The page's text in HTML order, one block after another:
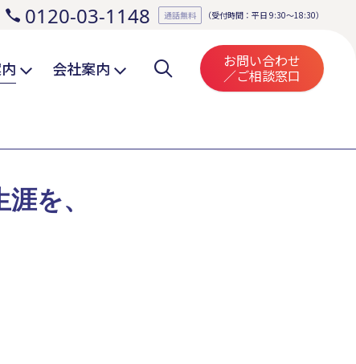
0120-03-1148 通話無料 （受付時間：平日 9:30～18:30）
会社案内 お問い合わせ
／ご相談窓口
を、